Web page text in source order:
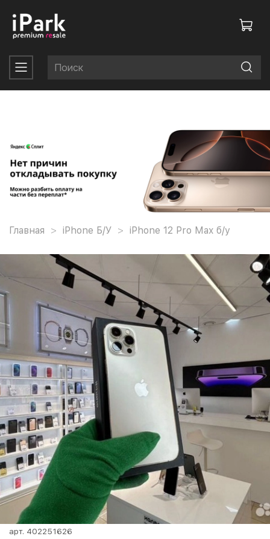
Главная iPhone Б/У iPhone 12 Pro Max б/у
арт. 402251626